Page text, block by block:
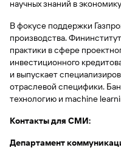
держателей
Дополнительная
карта-стикер
Банки-
партнеры
Gazprom
поиск
по
сайту
Вклады
по
сайту
Вклады
управления
Налоговый
вычет
Быстрый
по
поиск
сайту
Вклады
Станьте
Партнерам
Информация
для
партнеров
Быстрый
по
приложение
GPB-
i-
Trade
GorodPay
брокерский
полезно
115-ФЗ
для
малого
бизнеса
115-ФЗ
для
бизнеса
научных знаний в
В фокусе поддержки
производства.
практики в сфере
инвестиционного
и выпускает
отраслевой специфики.
технологию и machine
Контакты для СМИ:
Департамент